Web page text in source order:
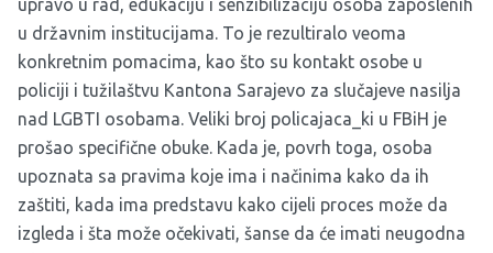
upravo u rad, edukaciju i senzibilizaciju osoba zaposlenih
u državnim institucijama. To je rezultiralo veoma
konkretnim pomacima, kao što su kontakt osobe u
policiji i tužilaštvu Kantona Sarajevo za slučajeve nasilja
nad LGBTI osobama. Veliki broj policajaca_ki u FBiH je
prošao specifične obuke. Kada je, povrh toga, osoba
upoznata sa pravima koje ima i načinima kako da ih
zaštiti, kada ima predstavu kako cijeli proces može da
izgleda i šta može očekivati, šanse da će imati neugodna